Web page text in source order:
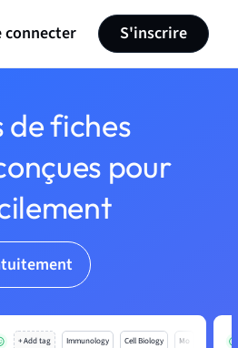
connecter S'inscrire
de fiches
pour
+ Add tag Immunology Cell Biology Mo